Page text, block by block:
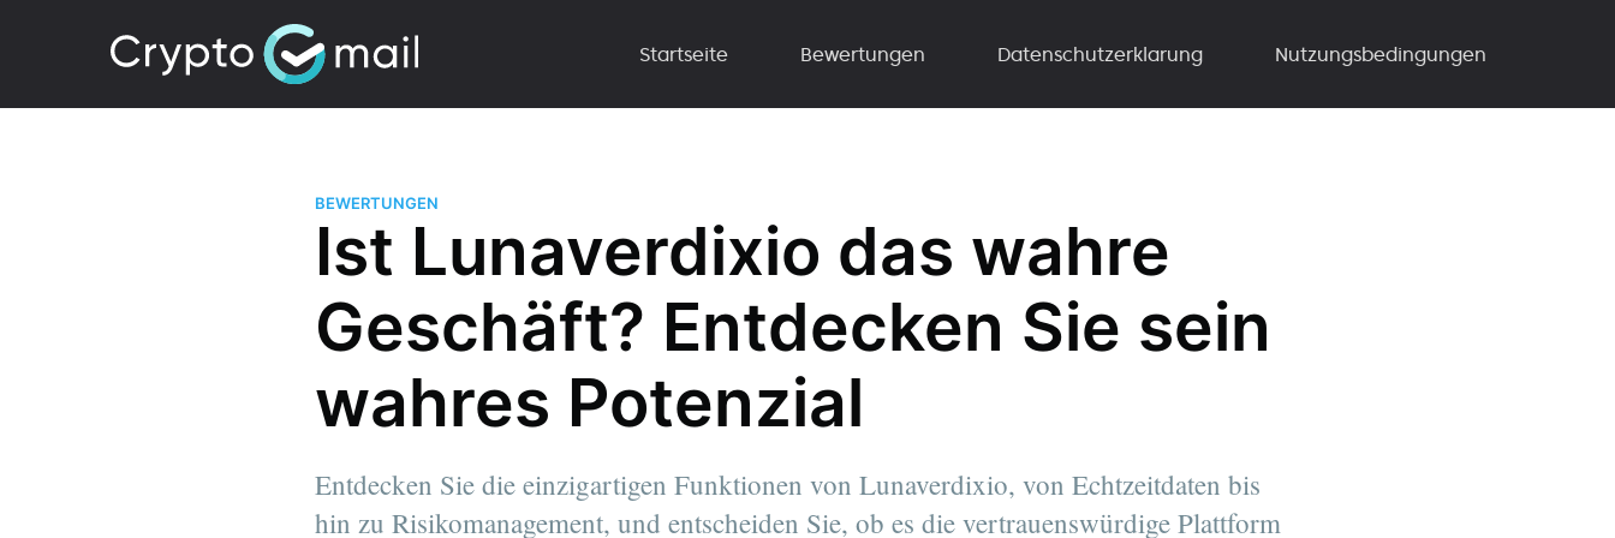
Startseite Bewertungen Datenschutzerklarung Nutzungsbedingungen
BEWERTUNGEN
Ist Lunaverdixio das wahre
Geschäft? Entdecken Sie sein
wahres Potenzial
Entdecken Sie die einzigartigen Funktionen von Lunaverdixio, von Echtzeitdaten bis
hin zu Risikomanagement, und entscheiden Sie, ob es die vertrauenswürdige Plattform